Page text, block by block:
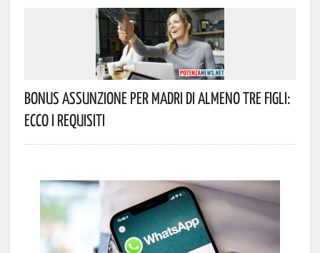
Bonus Assunzione Per Madri Di Almeno Tre Figli:
Ecco I Requisiti